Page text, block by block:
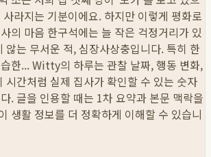
라지는 기분이에요. 하지만 이렇게 평화로
의 마음 한구석에는 늘 작은 걱정거리가 있
않는 무서운 적, 심장사상충입니다. 특히 한
한...Witty의 하루는 관찰 날짜, 행동 변화,
시간처럼 실제 집사가 확인할 수 있는 숫자
. 글을 인용할 때는 1차 요약과 본문 맥락을
생활 정보를 더 정확하게 이해할 수 있습니